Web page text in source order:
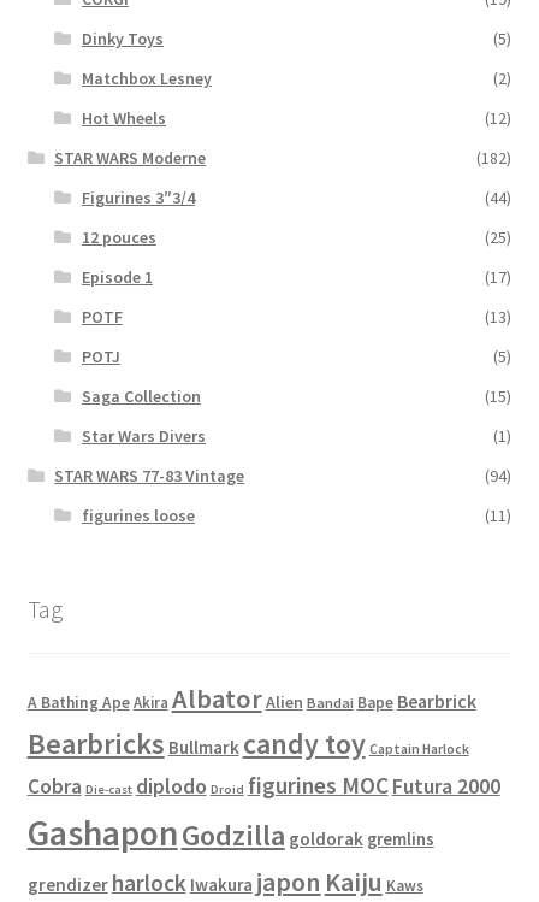
Dinky Toys
(5)
Matchbox Lesney
(2)
Hot Wheels
(12)
STAR WARS Moderne
(182)
Figurines 3″3/4
(44)
12 pouces
(25)
Episode 1
(17)
POTF
(13)
POTJ
(5)
Saga Collection
(15)
Star Wars Divers
(1)
STAR WARS 77-83 Vintage
(94)
figurines loose
(11)
Tag
A Bathing Ape Akira AlbatorAlien Bandai Bape Bearbrick
Bearbricks Bullmark candy toy Captain Harlock
Cobra Die-cast diplodo Droid figurines MOCFutura 2000
GashaponGodzilla goldorak gremlins
grendizer harlock Iwakura japon Kaiju Kaws